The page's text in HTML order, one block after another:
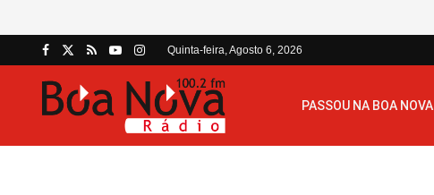
Quinta-feira, Agosto 6, 2026
PASSOU NA BOA NOVA